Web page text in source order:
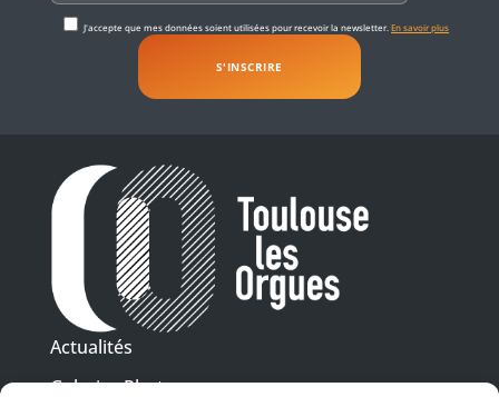
J'accepte que mes données soient utilisées pour recevoir la newsletter.En savoir plus
Actualités
Galeries Photos